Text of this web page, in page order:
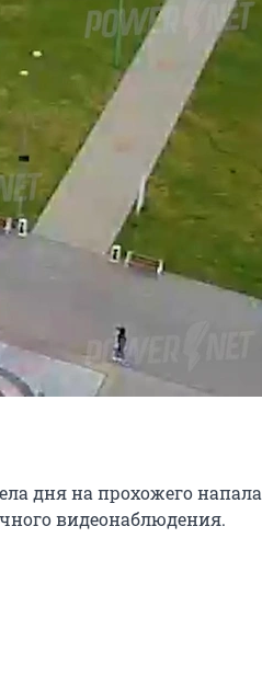
дня на прохожего напала
видеонаблюдения.